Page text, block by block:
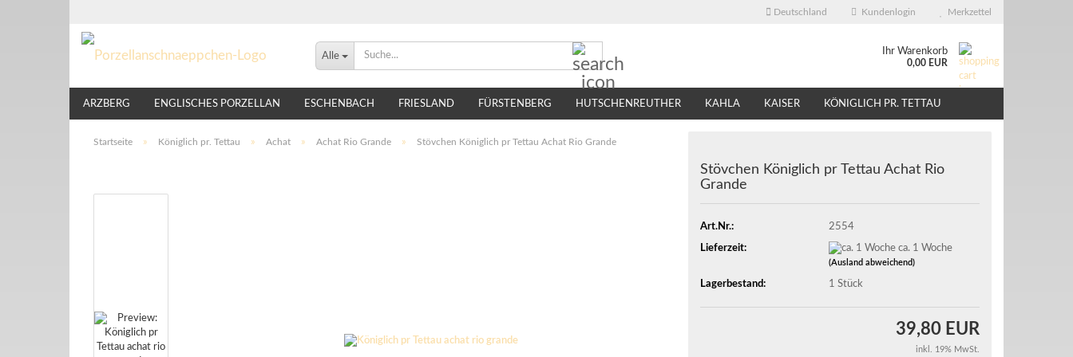
Deutschland Kundenlogin Merkzettel
Alle Ihr Warenkorb
0,00 EUR
ARZBERG ENGLISCHES PORZELLAN ESCHENBACH FRIESLAND FÜRSTENBERG HUTSCHENREUTHER KAHLA KAISER KÖNIGLICH PR. TETTAU
LINDNER NIKKO THOMAS TIRSCHENREUTH VILLEROY & BOCH SELTMANN WEIDEN
Startseite » Königlich pr. Tettau » Achat » Achat Rio Grande » Stövchen Königlich pr Tettau Achat Rio Grande
Stövchen Königlich pr Tettau Achat Rio
Grande
Art.Nr.: 2554
Lieferzeit: ca. 1 Woche
(Ausland abweichend)
Lagerbestand: 1 Stück
39,80 EUR
inkl. 19% MwSt.